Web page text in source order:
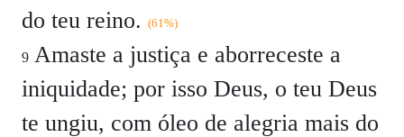
do teu reino. (61%)
9 Amaste a justiça e aborreceste a
iniquidade; por isso Deus, o teu Deus
te ungiu, com óleo de alegria mais do